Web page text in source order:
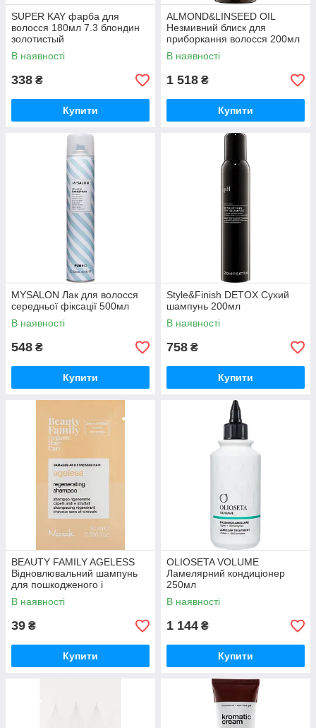
SUPER KAY фарба для
волосся 180мл 7.3 блондин
золотистый
В наявності
338 ₴
Купити
ALMOND&LINSEED OIL
Незмивний блиск для
приборкання волосся 200мл
В наявності
1 518 ₴
Купити
MYSALON Лак для волосся
середньої фіксації 500мл
В наявності
548 ₴
Купити
Style&Finish DETOX Сухий
шампунь 200мл
В наявності
758 ₴
Купити
BEAUTY FAMILY AGELESS
Відновлювальний шампунь
для пошкодженого і
ослабленого волосся 10мл
В наявності
39 ₴
Купити
OLIOSETA VOLUME
Ламелярний кондиціонер
250мл
В наявності
1 144 ₴
Купити